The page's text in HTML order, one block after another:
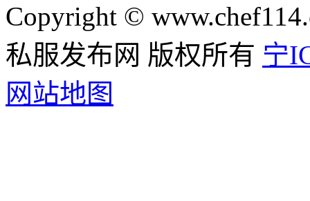
Copyright ©
私服发布网 版权所有 宁
网站地图